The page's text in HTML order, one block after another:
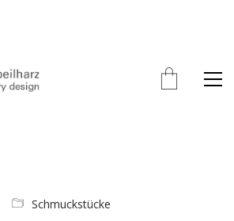
Schmuckstücke